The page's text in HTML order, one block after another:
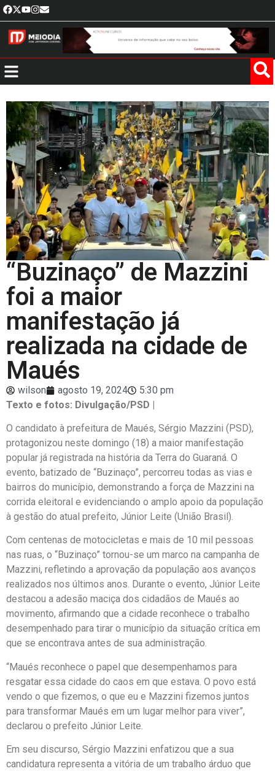
“Buzinaço” de Mazzini
foi a maior
manifestação já
realizada na cidade de
Maués
wilson agosto 19, 2024
5:30 pm
Texto e fotos: Divulgação/PSD |
O candidato à prefeitura de Maués, Sérgio Mazzini (PSD),
protagonizou neste domingo (18) a maior manifestação
popular já registrada na história da Terra do Guaraná. O
evento, batizado de “Buzinaço”, percorreu todas as vias e
bairros do município, demonstrando a força de Mazzini na
corrida eleitoral e evidenciando o amplo apoio da população
à gestão do atual prefeito, Júnior Leite (União Brasil).
Com centenas de motocicletas e mais de 10 mil pessoas
nas ruas, o “Buzinaço” tornou-se um marco na campanha de
Mazzini, refletindo a aprovação da população aos avanços
realizados nos últimos anos. Durante o evento, Júnior Leite
destacou a adesão maciça dos cidadãos de Maués ao
movimento, afirmando que a cidade reconhece o trabalho
desempenhado para tirar o município da situação crítica em
que se encontrava antes de sua administração.
“Maués reconhece o papel que desempenhamos para
resgatar essa cidade do caos em que estava. O povo está
vendo o que fizemos, o que eu e Mazzini fizemos juntos
para transformar Maués em um lugar melhor para viver”,
declarou o prefeito Júnior Leite.
Em seu discurso, Sérgio Mazzini enfatizou que a sua
candidatura representa a vitória de um trabalho árduo que